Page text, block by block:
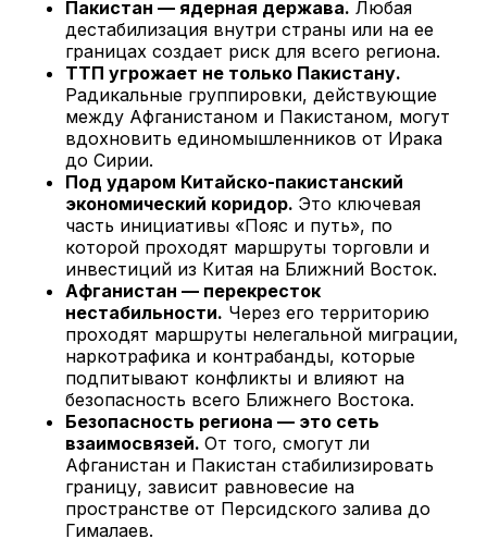
Пакистан — ядерная держава. Любая
дестабилизация внутри страны или на ее
границах создает риск для всего региона.
ТТП угрожает не только Пакистану.
Радикальные группировки, действующие
между Афганистаном и Пакистаном, могут
вдохновить единомышленников от Ирака
до Сирии.
Под ударом Китайско-пакистанский
экономический коридор. Это ключевая
часть инициативы «Пояс и путь», по
которой проходят маршруты торговли и
инвестиций из Китая на Ближний Восток.
Афганистан — перекресток
нестабильности. Через его территорию
проходят маршруты нелегальной миграции,
наркотрафика и контрабанды, которые
подпитывают конфликты и влияют на
безопасность всего Ближнего Востока.
Безопасность региона — это сеть
взаимосвязей. От того, смогут ли
Афганистан и Пакистан стабилизировать
границу, зависит равновесие на
пространстве от Персидского залива до
Гималаев.